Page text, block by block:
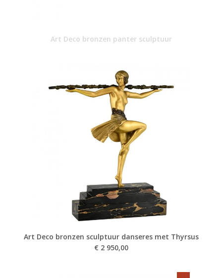
Art Deco bronzen panter sculptuur
Art Deco bronzen sculptuur danseres met Thyrsus
€ 2 950,00